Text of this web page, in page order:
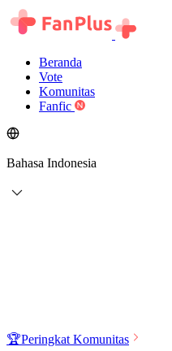
Beranda
Vote
Komunitas
Fanfic
Bahasa Indonesia
🏆Peringkat Komunitas